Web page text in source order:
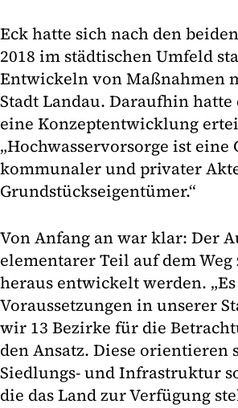
Eck hatte sich nach den
2018 im städtischen Umfeld
Entwickeln von Maßnahmen
Stadt Landau. Daraufhin
eine Konzeptentwicklung
„Hochwasservorsorge ist
kommunaler und privater
Grundstückseigentümer.“
Von Anfang an war klar: Der
elementarer Teil auf dem
heraus entwickelt werden.
Voraussetzungen in unserer
wir 13 Bezirke für die
den Ansatz. Diese
Siedlungs- und Infrastruktur
die das Land zur Verfügung